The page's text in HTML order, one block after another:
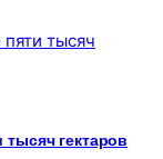
гектаров